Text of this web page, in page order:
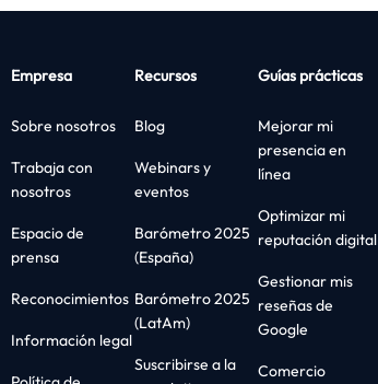
Empresa
Sobre nosotros
Trabaja con
nosotros
Espacio de
prensa
Reconocimientos
Información legal
Recursos
Blog
Webinars y
eventos
Barómetro 2025
(España)
Barómetro 2025
(LatAm)
Suscribirse a la
Guías prácticas
Mejorar mi
presencia en
línea
Optimizar mi
reputación digital
Gestionar mis
reseñas de
Google
Comercio